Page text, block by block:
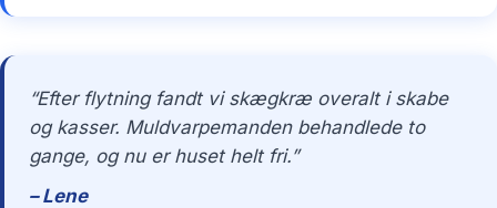
“Efter flytning fandt vi skægkræ overalt i skabe
og kasser. Muldvarpemanden behandlede to
gange, og nu er huset helt fri.”
– Lene